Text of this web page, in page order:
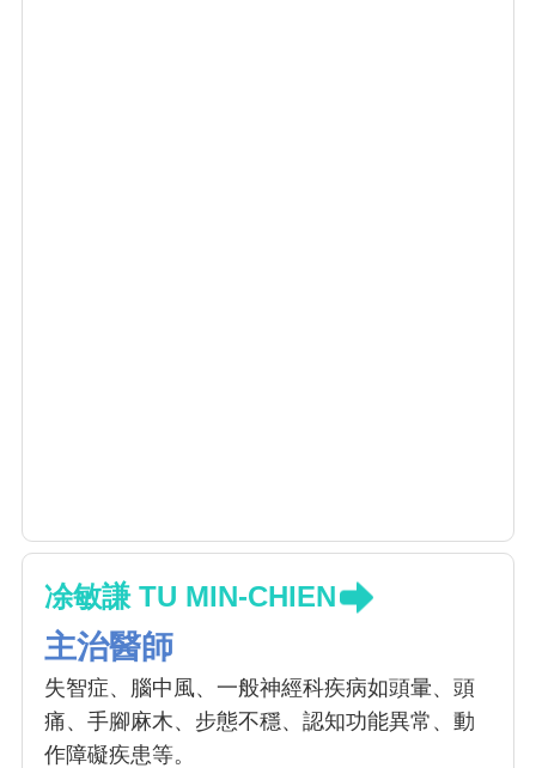
凃敏謙 TU MIN-CHIEN
主治醫師
失智症、腦中風、一般神經科疾病如頭暈、頭
痛、手腳麻木、步態不穩、認知功能異常、動
作障礙疾患等。